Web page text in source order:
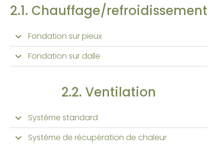
2.1. Chauffage/refroidissement
Fondation sur pieux
Fondation sur dalle
2.2. Ventilation
Système standard
Système de récupération de chaleur